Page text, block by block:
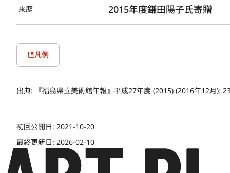
来歴 2015年度鎌田陽子氏寄贈
凡例
出典: 『福島県立美術館年報』平成27年度 (2015) (2016年12月):
初回公開日: 2021-10-20
最終更新日: 2026-02-10